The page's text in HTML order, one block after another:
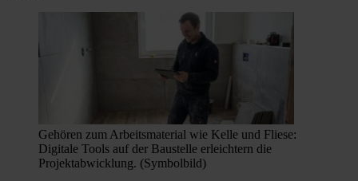
Gehören zum Arbeitsmaterial wie Kelle und Fliese:
Digitale Tools auf der Baustelle erleichtern die
Projektabwicklung. (Symbolbild)